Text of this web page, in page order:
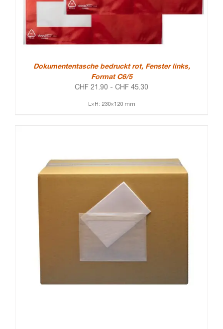
Dokumententasche bedruckt rot, Fenster links,
Format C6/5
CHF 21.90 - CHF 45.30
L×H: 230×120 mm